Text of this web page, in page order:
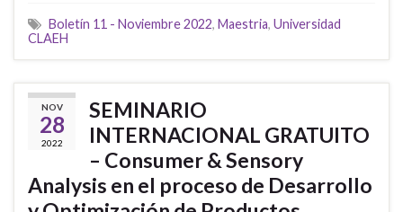
Boletín 11 - Noviembre 2022, Maestria, Universidad
CLAEH
NOV
28
2022
SEMINARIO
INTERNACIONAL GRATUITO
– Consumer & Sensory
Analysis en el proceso de Desarrollo